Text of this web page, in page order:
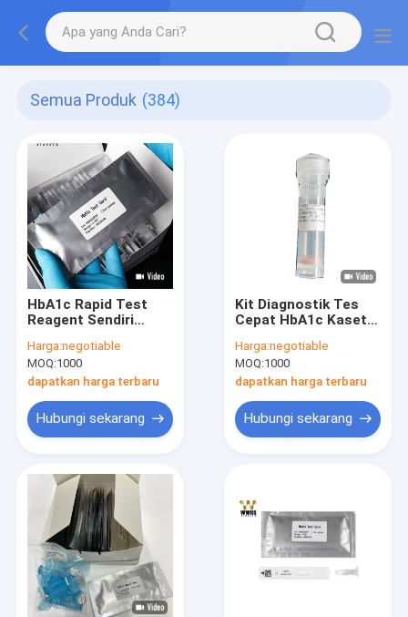
Semua Produk (384)
HbA1c Rapid Test
Reagent Sendiri
Instrumen
Sepenuhnya
Otomatis
Harga:negotiable
MOQ:1000
dapatkan harga terbaru
Hubungi sekarang
Kit Diagnostik Tes
Cepat HbA1c Kaset
Sensitif Tinggi 25T
Harga:negotiable
MOQ:1000
dapatkan harga terbaru
Hubungi sekarang